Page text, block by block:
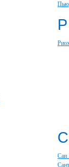
Р
С
Сан